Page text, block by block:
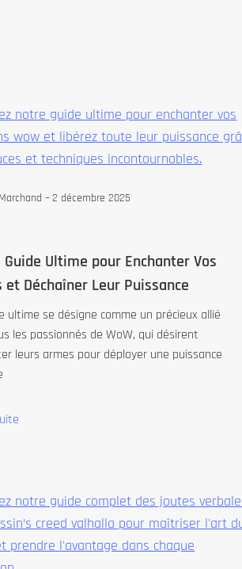
– 2 décembre 2025
Guide Ultime pour Enchanter Vos
et Déchaîner Leur Puissance
ultime se désigne comme un précieux allié
les passionnés de WoW, qui désirent
leurs armes pour déployer une puissance